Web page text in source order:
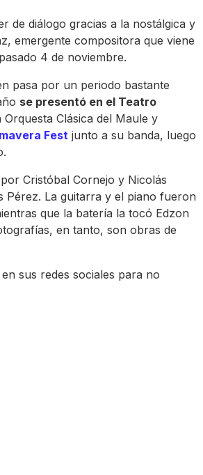
de diálogo gracias a la nostálgica y
emergente compositora que viene
4 de noviembre.
pasa por un periodo bastante
se presentó en el Teatro
Clásica del Maule y
Fest junto a su banda, luego
Cristóbal Cornejo y Nicolás
Pérez. La guitarra y el piano fueron
que la batería la tocó Edzon
en tanto, son obras de
en sus redes sociales para no